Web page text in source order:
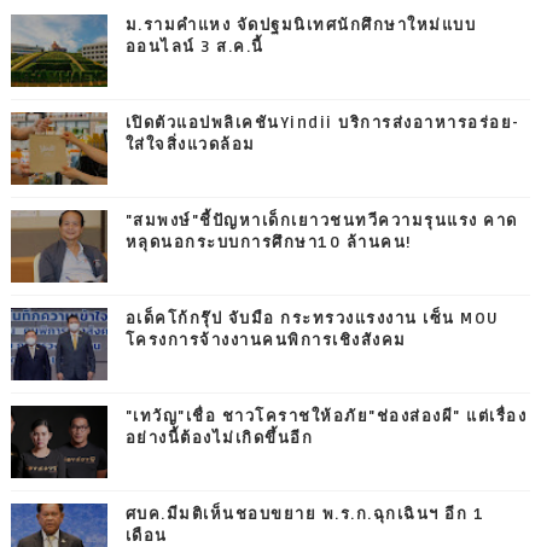
ม.รามคำแหง จัดปฐมนิเทศนักศึกษาใหม่แบบ
ออนไลน์ 3 ส.ค.นี้
เปิดตัวแอปพลิเคชันYindii บริการส่งอาหารอร่อย-
ใส่ใจสิ่งแวดล้อม
"สมพงษ์"ชี้ปัญหาเด็กเยาวชนทวีความรุนแรง คาด
หลุดนอกระบบการศึกษา10 ล้านคน!
อเด็คโก้กรุ๊ป จับมือ กระทรวงแรงงาน เซ็น MOU
โครงการจ้างงานคนพิการเชิงสังคม
"เทวัญ"เชื่อ ชาวโคราชให้อภัย"ช่องส่องผี" แต่เรื่อง
อย่างนี้ต้องไม่เกิดขึ้นอีก
ศบค.มีมติเห็นชอบขยาย พ.ร.ก.ฉุกเฉินฯ อีก 1
เดือน